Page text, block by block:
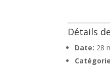
Détails
Date: 28